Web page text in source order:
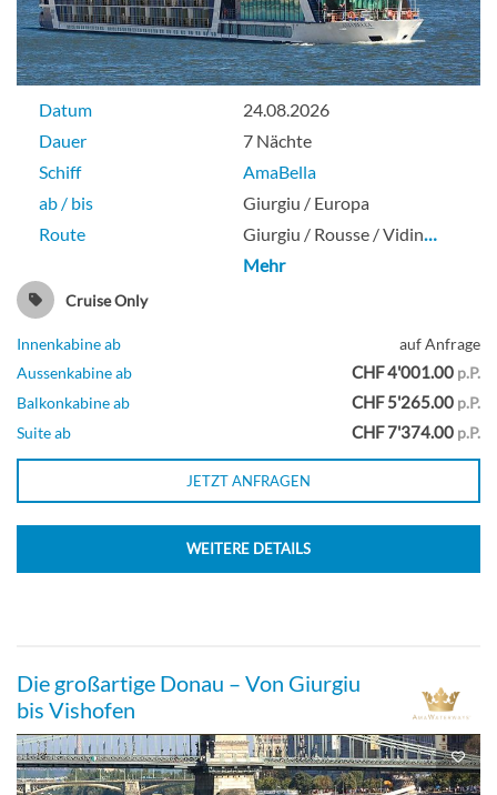
Datum
24.08.2026
Dauer
7 Nächte
Schiff
AmaBella
ab / bis
Giurgiu / Europa
Route
Giurgiu / Rousse / Vidin…
Mehr
Cruise Only
Innenkabine ab
auf Anfrage
Aussenkabine ab
CHF 4'001.00 p.P.
Balkonkabine ab
CHF 5'265.00 p.P.
Suite ab
CHF 7'374.00 p.P.
JETZT ANFRAGEN
WEITERE DETAILS
Die großartige Donau – Von Giurgiu
bis Vishofen